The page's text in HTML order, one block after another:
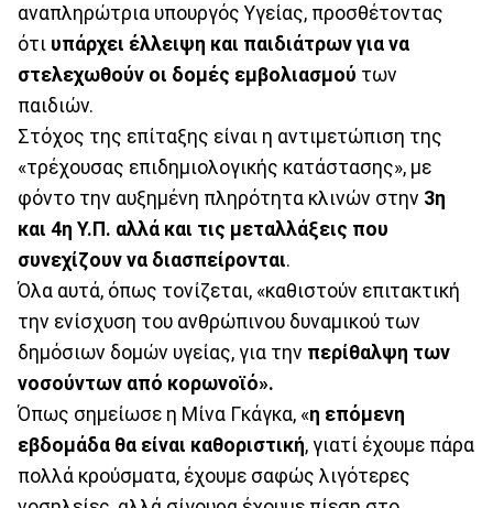
αναπληρώτρια υπουργός Υγείας, προσθέτοντας
ότι υπάρχει έλλειψη και παιδιάτρων για να
στελεχωθούν οι δομές εμβολιασμού των
παιδιών.
Στόχος της επίταξης είναι η αντιμετώπιση της
«τρέχουσας επιδημιολογικής κατάστασης», με
φόντο την αυξημένη πληρότητα κλινών στην 3η
και 4η Υ.Π. αλλά και τις μεταλλάξεις που
συνεχίζουν να διασπείρονται.
Όλα αυτά, όπως τονίζεται, «καθιστούν επιτακτική
την ενίσχυση του ανθρώπινου δυναμικού των
δημόσιων δομών υγείας, για την περίθαλψη των
νοσούντων από κορωνοϊό».
Όπως σημείωσε η Μίνα Γκάγκα, «η επόμενη
εβδομάδα θα είναι καθοριστική, γιατί έχουμε πάρα
πολλά κρούσματα, έχουμε σαφώς λιγότερες